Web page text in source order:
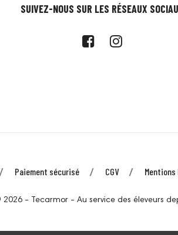
SUIVEZ-NOUS SUR LES RÉSEAUX
Paiement sécurisé CGV Mentions
2026 - Tecarmor - Au service des éleveurs